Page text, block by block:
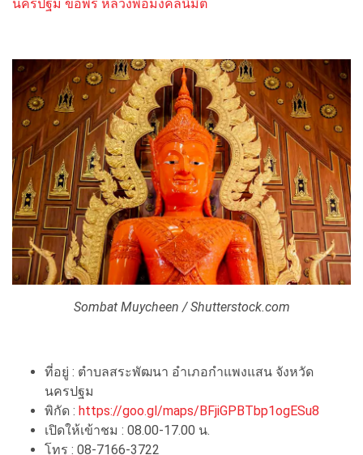
นครปฐม ขอพร หลวงพ่อมงคลนิมิต
Sombat Muycheen / Shutterstock.com
ที่อยู่ : ตำบลสระพัฒนา อำเภอกำแพงแสน จังหวัด
นครปฐม
พิกัด : https://goo.gl/maps/BFjiGPBTbp1ogESu8
เปิดให้เข้าชม : 08.00-17.00 น.
โทร : 08-7166-3722